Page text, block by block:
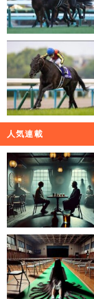
人気連載